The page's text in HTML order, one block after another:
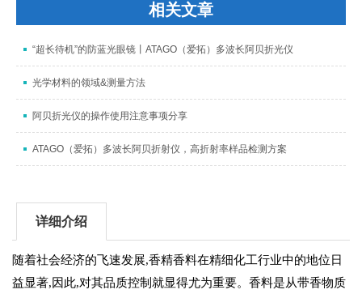
相关文章
“超长待机”的防蓝光眼镜丨ATAGO（爱拓）多波长阿贝折光仪
光学材料的领域&测量方法
阿贝折光仪的操作使用注意事项分享
ATAGO（爱拓）多波长阿贝折射仪，高折射率样品检测方案
详细介绍
随着社会经济的飞速发展,香精香料在精细化工行业中的地位日
益显著,因此,对其品质控制就显得尤为重要。香料是从带香物质